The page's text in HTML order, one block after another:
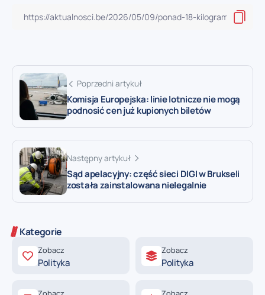
Poprzedni artykuł
Komisja Europejska: linie lotnicze nie mogą
podnosić cen już kupionych biletów
Następny artykuł
Sąd apelacyjny: część sieci DIGI w Brukseli
została zainstalowana nielegalnie
Kategorie
Zobacz
Polityka
Zobacz
Polityka